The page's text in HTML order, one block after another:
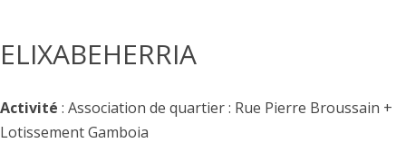
ELIXABEHERRIA
Activité : Association de quartier : Rue Pierre Broussain +
Lotissement Gamboia